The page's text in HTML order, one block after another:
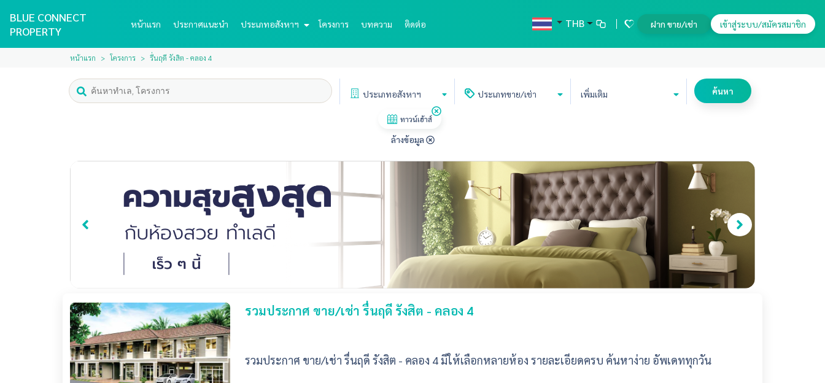
BLUE CONNECT
PROPERTY
หน้าแรก ประกาศแนะนำ ประเภทอสังหาฯ โครงการ บทความ ติดต่อ THB ฝาก ขาย/เช่า เข้าสู่ระบบ/สมัครสมาชิก
หน้าแรก โครงการ รื่นฤดี รังสิต - คลอง 4
ประเภทอสังหาฯ ประเภทขาย/เช่า เพิ่มเติม ค้นหา
ทาวน์เฮ้าส์
ล้างข้อมูล
รวมประกาศ ขาย/เช่า รื่นฤดี รังสิต - คลอง 4
รวมประกาศ ขาย/เช่า รื่นฤดี รังสิต - คลอง 4 มีให้เลือกหลายห้อง รายละเอียดครบ ค้นหาง่าย อัพเดททุกวัน